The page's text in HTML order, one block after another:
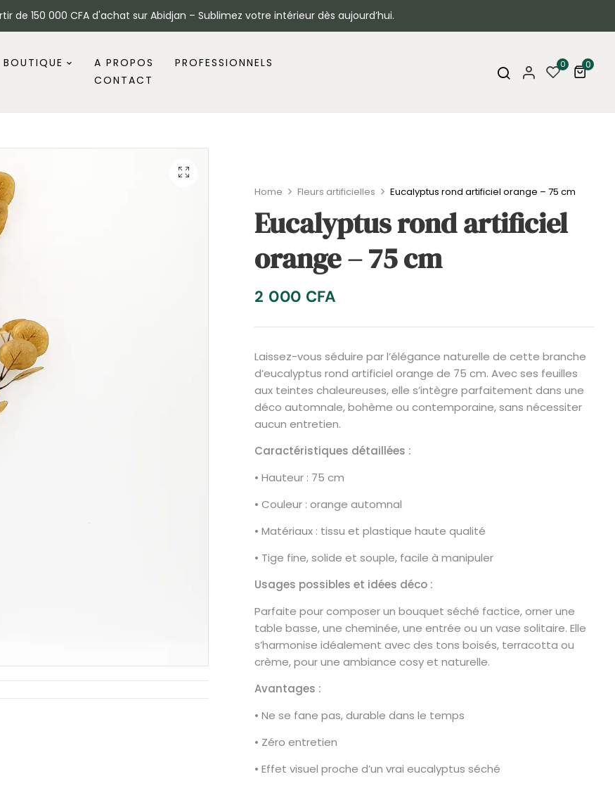
de 150 000 CFA d'achat sur Abidjan – Sublimez votre intérieur dès aujourd’hui.
BOUTIQUE A PROPOS
PROFESSIONNELS
CONTACT
0 0
Home Fleurs artificielles Eucalyptus rond artificiel orange – 75 cm
Eucalyptus rond artificiel
orange – 75 cm
2 000 CFA
Laissez-vous séduire par l’élégance naturelle de cette branche
d’eucalyptus rond artificiel orange de 75 cm. Avec ses feuilles
aux teintes chaleureuses, elle s’intègre parfaitement dans une
déco automnale, bohème ou contemporaine, sans nécessiter
aucun entretien.
Caractéristiques détaillées :
• Hauteur : 75 cm
• Couleur : orange automnal
• Matériaux : tissu et plastique haute qualité
• Tige fine, solide et souple, facile à manipuler
Usages possibles et idées déco :
Parfaite pour composer un bouquet séché factice, orner une
table basse, une cheminée, une entrée ou un vase solitaire. Elle
s’harmonise idéalement avec des tons boisés, terracotta ou
crème, pour une ambiance cosy et naturelle.
Avantages :
• Ne se fane pas, durable dans le temps
• Zéro entretien
• Effet visuel proche d’un vrai eucalyptus séché